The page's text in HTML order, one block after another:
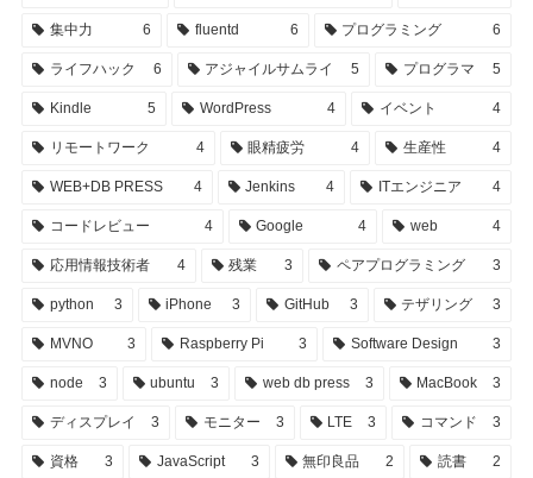
集中力 6 fluentd 6 プログラミング 6
ライフハック 6 アジャイルサムライ 5 プログラマ 5
Kindle 5 WordPress 4 イベント 4
リモートワーク 4 眼精疲労 4 生産性 4
WEB+DB PRESS 4 Jenkins 4 ITエンジニア 4
コードレビュー 4 Google 4 web 4
応用情報技術者 4 残業 3 ペアプログラミング 3
python 3 iPhone 3 GitHub 3 テザリング 3
MVNO 3 Raspberry Pi 3 Software Design 3
node 3 ubuntu 3 web db press 3 MacBook 3
ディスプレイ 3 モニター 3 LTE 3 コマンド 3
資格 3 JavaScript 3 無印良品 2 読書 2